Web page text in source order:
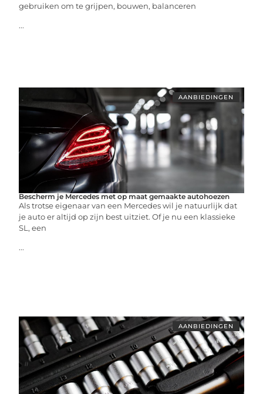
gebruiken om te grijpen, bouwen, balanceren
...
AANBIEDINGEN
Bescherm je Mercedes met op maat gemaakte autohoezen
Als trotse eigenaar van een Mercedes wil je natuurlijk dat
je auto er altijd op zijn best uitziet. Of je nu een klassieke
SL, een
...
AANBIEDINGEN